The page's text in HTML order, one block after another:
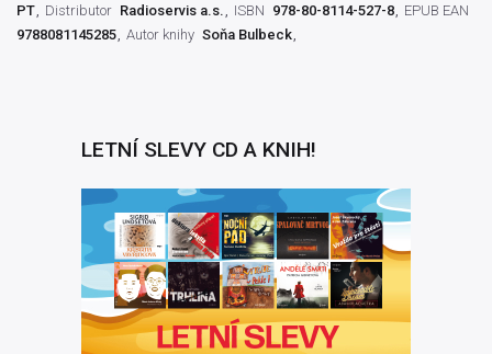
PT
Distributor Radioservis a.s. ISBN 978-80-8114-527-8
EPUB EAN
9788081145285 Autor knihy Soňa Bulbeck
LETNÍ SLEVY CD A KNIH!